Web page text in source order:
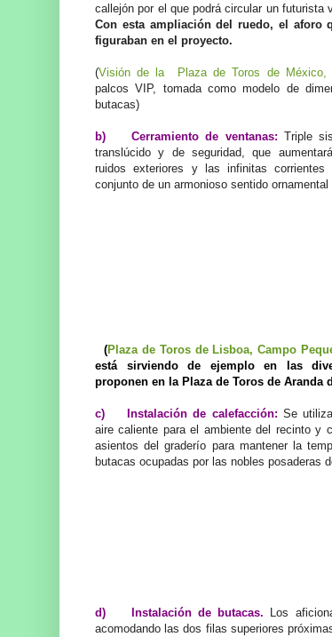
callejón por el que podrá circular un futurista
Con esta ampliación del ruedo, el aforo
figuraban en el proyecto.
(Visión de la Plaza de Toros de México,
palcos VIP, tomada como modelo de
butacas)
b) Cerramiento de ventanas: Triple
translúcido y de seguridad, que
ruidos exteriores y las infinitas
conjunto de un armonioso sentido
(Plaza de Toros de Lisboa, Campo
está sirviendo de ejemplo en las
proponen en la Plaza de Toros de Aranda
c) Instalación de calefacción: Se
aire caliente para el ambiente del recinto y
asientos del graderío para mantener la
butacas ocupadas por las nobles posaderas
d) Instalación de butacas. Los
acomodando las dos filas superiores